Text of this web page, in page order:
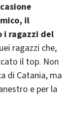
il
i ragazzi del
ragazzi che,
il top. Non
di Catania, ma
e per la